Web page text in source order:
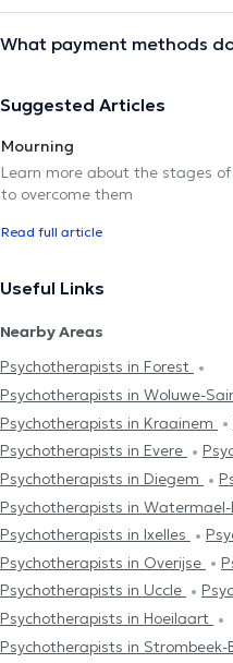
What payment methods
Suggested Articles
Mourning
Learn more about the stages
to overcome them
Read full article
Useful Links
Nearby Areas
Psychotherapists in Forest
Psychotherapists in Woluwe-
Psychotherapists in Kraainem
Psychotherapists in Evere
Psychotherapists in Diegem
Psychotherapists in
Psychotherapists in Ixelles
Psychotherapists in Overijse
Psychotherapists in Uccle
Psychotherapists in Hoeilaart
Psychotherapists in Strombeek-